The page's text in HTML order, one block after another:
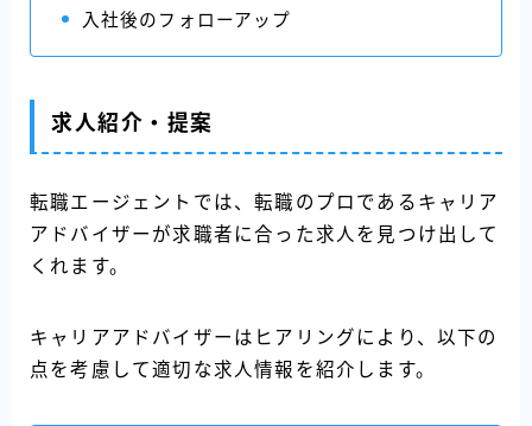
入社後のフォローアップ
求人紹介・提案
転職エージェントでは、転職のプロであるキャリア
アドバイザーが求職者に合った求人を見つけ出して
くれます。
キャリアアドバイザーはヒアリングにより、以下の
点を考慮して適切な求人情報を紹介します。